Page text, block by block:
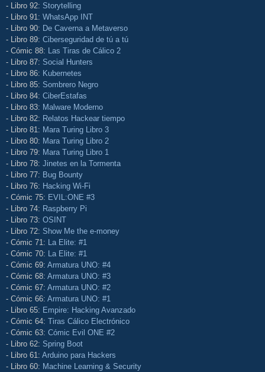
- Libro 92: Storytelling
- Libro 91: WhatsApp INT
- Libro 90: De Caverna a Metaverso
- Libro 89: Ciberseguridad de tú a tú
- Cómic 88: Las Tiras de Cálico 2
- Libro 87: Social Hunters
- Libro 86: Kubernetes
- Libro 85: Sombrero Negro
- Libro 84: CiberEstafas
- Libro 83: Malware Moderno
- Libro 82: Relatos Hackear tiempo
- Libro 81: Mara Turing Libro 3
- Libro 80: Mara Turing Libro 2
- Libro 79: Mara Turing Libro 1
- Libro 78: Jinetes en la Tormenta
- Libro 77: Bug Bounty
- Libro 76: Hacking Wi-Fi
- Cómic 75: EVIL:ONE #3
- Libro 74: Raspberry Pi
- Libro 73: OSINT
- Libro 72: Show Me the e-money
- Cómic 71: La Elite: #1
- Cómic 70: La Elite: #1
- Cómic 69: Armatura UNO: #4
- Cómic 68: Armatura UNO: #3
- Cómic 67: Armatura UNO: #2
- Cómic 66: Armatura UNO: #1
- Libro 65: Empire: Hacking Avanzado
- Cómic 64: Tiras Cálico Electrónico
- Cómic 63: Cómic Evil ONE #2
- Libro 62: Spring Boot
- Libro 61: Arduino para Hackers
- Libro 60: Machine Learning & Security